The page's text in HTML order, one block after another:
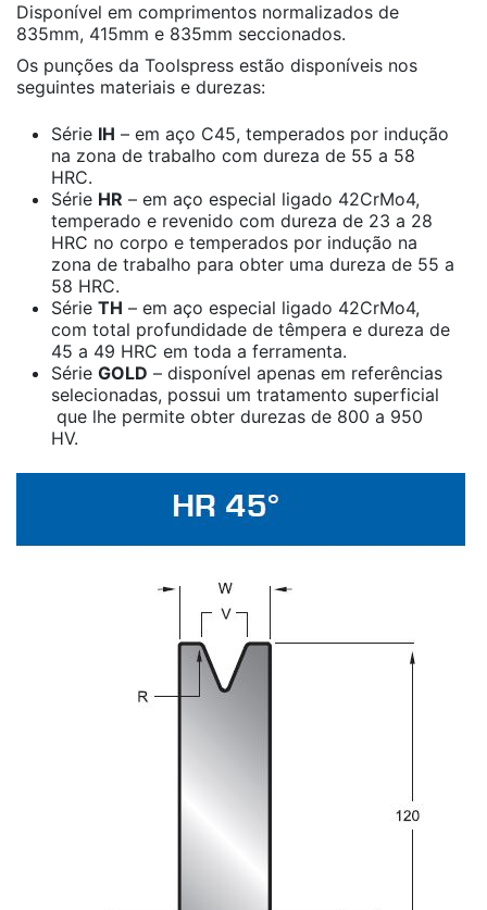
Disponível em comprimentos normalizados de
835mm, 415mm e 835mm seccionados.
Os punções da Toolspress estão disponíveis nos
seguintes materiais e durezas:
Série IH – em aço C45, temperados por indução
na zona de trabalho com dureza de 55 a 58
HRC.
Série HR – em aço especial ligado 42CrMo4,
temperado e revenido com dureza de 23 a 28
HRC no corpo e temperados por indução na
zona de trabalho para obter uma dureza de 55 a
58 HRC.
Série TH – em aço especial ligado 42CrMo4,
com total profundidade de têmpera e dureza de
45 a 49 HRC em toda a ferramenta.
Série GOLD – disponível apenas em referências
selecionadas, possui um tratamento superficial
que lhe permite obter durezas de 800 a 950
HV.